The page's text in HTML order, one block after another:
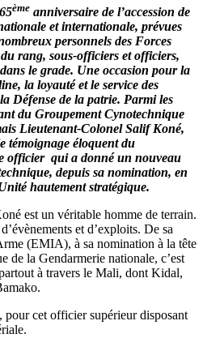
65ème anniversaire de l’accession de
et internationale, prévues
personnels des Forces
rang, sous-officiers et officiers,
le grade. Une occasion pour la
la loyauté et le service des
Défense de la patrie. Parmi les
du Groupement Cynotechnique
Lieutenant-ColonelSalif Koné,
témoignage éloquent du
officier qui a donné un nouveau
depuis sa nomination, en
hautement stratégique.
est un véritable homme de terrain.
et d’exploits. De sa
(EMIA), à sa nomination à la tête
de la Gendarmerie nationale, c’est
à travers le Mali, dont Kidal,
pour cet officier supérieur disposant